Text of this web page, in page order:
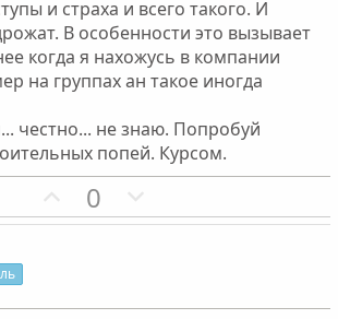
л
о
с
л
о
с
и страха и всего такого. И
В особенности это вызывает
когда я нахожусь в компании
на группах ан такое иногда
честно... не знаю. Попробуй
попей. Курсом.
П
о
т
0
е
т